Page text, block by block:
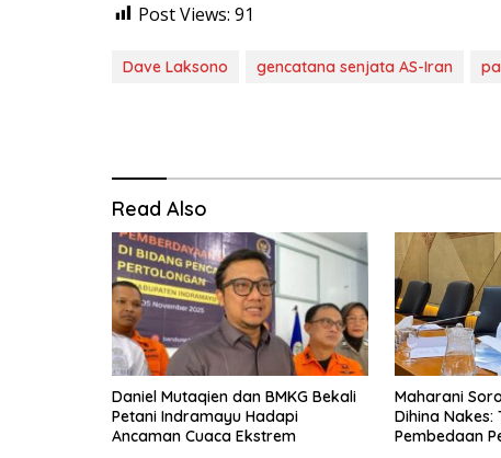
Post Views: 91
Dave Laksono gencatana senjata AS-Iran
Read Also
Daniel Mutaqien dan BMKG Bekali
Petani Indramayu Hadapi
Ancaman Cuaca Ekstrem
Maharani
Dihina Nakes:
Pembedaan